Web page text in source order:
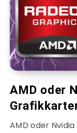
AMD oder
AMD oder